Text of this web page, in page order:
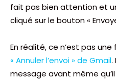
fait pas bien attention et
cliqué sur le bouton «
En réalité, ce n’est pas
« Annuler l’envoi » de Gmail.
message avant même